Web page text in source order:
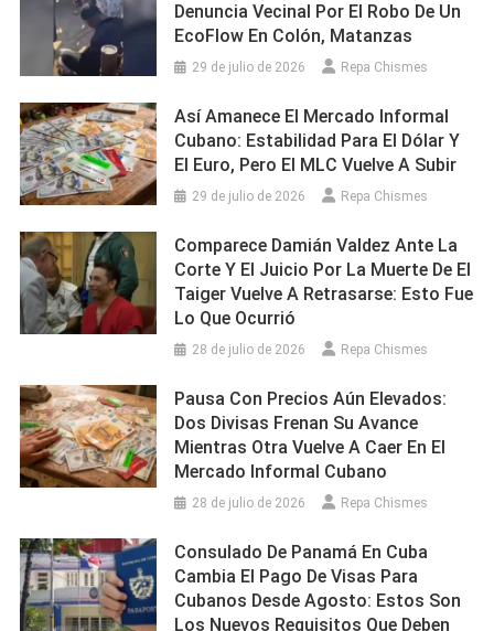
Denuncia Vecinal Por El Robo De Un
EcoFlow En Colón, Matanzas
29 de julio de 2026 Repa Chismes
Así Amanece El Mercado Informal
Cubano: Estabilidad Para El Dólar Y
El Euro, Pero El MLC Vuelve A Subir
29 de julio de 2026 Repa Chismes
Comparece Damián Valdez Ante La
Corte Y El Juicio Por La Muerte De El
Taiger Vuelve A Retrasarse: Esto Fue
Lo Que Ocurrió
28 de julio de 2026 Repa Chismes
Pausa Con Precios Aún Elevados:
Dos Divisas Frenan Su Avance
Mientras Otra Vuelve A Caer En El
Mercado Informal Cubano
28 de julio de 2026 Repa Chismes
Consulado De Panamá En Cuba
Cambia El Pago De Visas Para
Cubanos Desde Agosto: Estos Son
Los Nuevos Requisitos Que Deben